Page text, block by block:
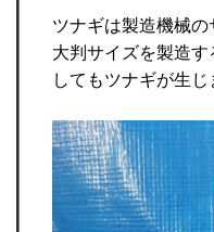
ツナギは製造機械
大判サイズを製造
してもツナギが生じ